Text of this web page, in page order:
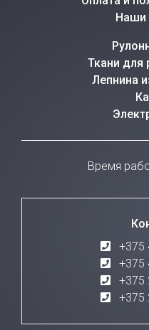
Наши
Ткани для
Лепнина
Время
+375
+375
+375
+375